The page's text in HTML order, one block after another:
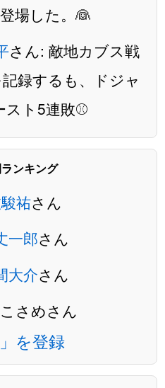
場した。👰
さん: 敵地カブス戦
録するも、ドジャ
ト5連敗⚾️
ンキング
祐さん
一郎さん
大介さん
さめさん
を登録